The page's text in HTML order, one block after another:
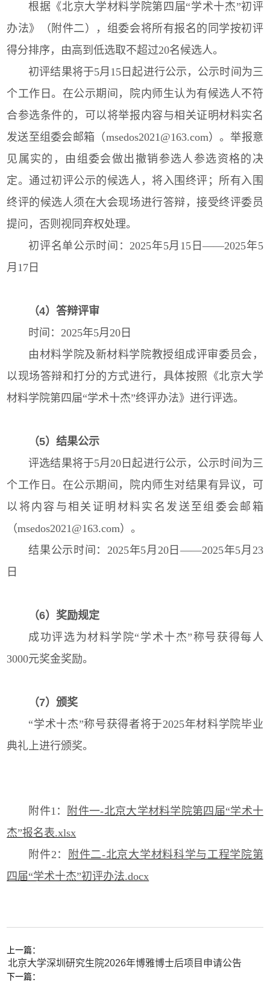
根据《北京大学材料学院第四届“学术十杰”初评
办法》（附件二），组委会将所有报名的同学按初评
得分排序，由高到低选取不超过20名候选人。
初评结果将于5月15日起进行公示，公示时间为三
个工作日。在公示期间，院内师生认为有候选人不符
合参选条件的，可以将举报内容与相关证明材料实名
发送至组委会邮箱（msedos2021@163.com）。举报意
见属实的，由组委会做出撤销参选人参选资格的决
定。通过初评公示的候选人，将入围终评；所有入围
终评的候选人须在大会现场进行答辩，接受终评委员
提问，否则视同弃权处理。
初评名单公示时间：2025年5月15日——2025年5
月17日
（4）答辩评审
时间：2025年5月20日
由材料学院及新材料学院教授组成评审委员会，
以现场答辩和打分的方式进行，具体按照《北京大学
材料学院第四届“学术十杰”终评办法》进行评选。
（5）结果公示
评选结果将于5月20日起进行公示，公示时间为三
个工作日。在公示期间，院内师生对结果有异议，可
以将内容与相关证明材料实名发送至组委会邮箱
（msedos2021@163.com）。
结果公示时间：2025年5月20日——2025年5月23
日
（6）奖励规定
成功评选为材料学院“学术十杰”称号获得每人
3000元奖金奖励。
（7）颁奖
“学术十杰”称号获得者将于2025年材料学院毕业
典礼上进行颁奖。
附件1：
附件一-北京大学材料学院第四届“学术十
杰”报名表.xlsx
附件2：
附件二-北京大学材料科学与工程学院第
四届“学术十杰”初评办法.docx
上一篇：
北京大学深圳研究生院2026年博雅博士后项目申请公告
下一篇：